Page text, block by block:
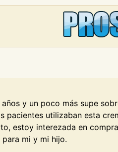
y un poco más supe
pacientes utilizaban esta
estoy interezada en
mi y mi hijo.